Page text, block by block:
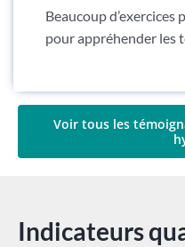
Beaucoup
pour appréhender les
Voir tous les
Indicateurs